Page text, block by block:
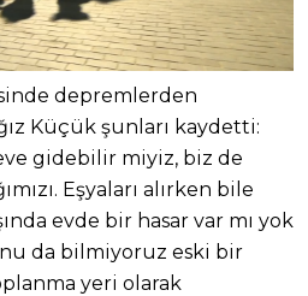
depremlerden
Küçük şunları kaydetti:
gidebilir miyiz, biz de
Eşyaları alırken bile
evde bir hasar var mı yok
da bilmiyoruz eski bir
yeri olarak